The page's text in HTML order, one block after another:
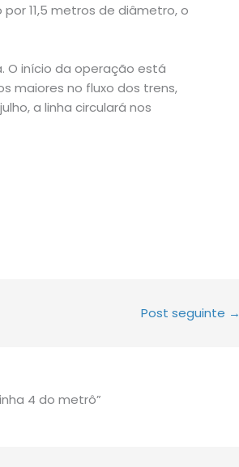
11,5 metros de diâmetro, o
O início da operação está
maiores no fluxo dos trens,
a linha circulará nos
Post seguinte →
4 do metrô”